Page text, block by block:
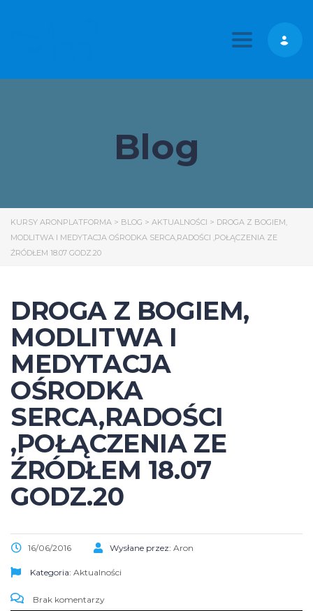
Toggle
Blog
KURSY ARONPLATFORMA > BLOG > AKTUALNOŚCI > DROGA Z BOGIEM,
MODLITWA I MEDYTACJA OŚRODKA SERCA,RADOŚCI ,POŁĄCZENIA ZE
ŹRÓDŁEM 18.07 GODZ.20
DROGA Z BOGIEM,
MODLITWA I
MEDYTACJA
OŚRODKA
SERCA,RADOŚCI
,POŁĄCZENIA ZE
ŹRÓDŁEM 18.07
GODZ.20
16/06/2016 Wysłane przez: Aron
Kategoria: Aktualności
Brak komentarzy